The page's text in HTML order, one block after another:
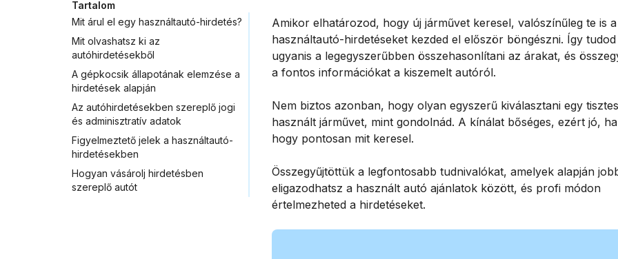
Tartalom
Mit árul el egy használtautó-hirdetés?
Mit olvashatsz ki az
autóhirdetésekből
A gépkocsik állapotának elemzése a
hirdetések alapján
Az autóhirdetésekben szereplő jogi
és adminisztratív adatok
Figyelmeztető jelek a használtautó-
hirdetésekben
Hogyan vásárolj hirdetésben
szereplő autót
Amikor elhatározod, hogy új járművet keresel, valószínűleg te is a
használtautó-hirdetéseket kezded el először böngészni. Így tudod
ugyanis a legegyszerűbben összehasonlítani az árakat, és
a fontos információkat a kiszemelt autóról.
Nem biztos azonban, hogy olyan egyszerű kiválasztani egy
használt járművet, mint gondolnád. A kínálat bőséges, ezért jó,
hogy pontosan mit keresel.
Összegyűjtöttük a legfontosabb tudnivalókat, amelyek alapján
eligazodhatsz a használt autó ajánlatok között, és profi módon
értelmezheted a hirdetéseket.